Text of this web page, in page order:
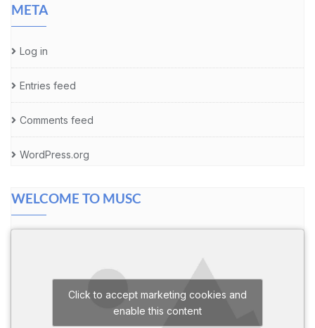
META
Log in
Entries feed
Comments feed
WordPress.org
WELCOME TO MUSC
Click to accept marketing cookies and
enable this content